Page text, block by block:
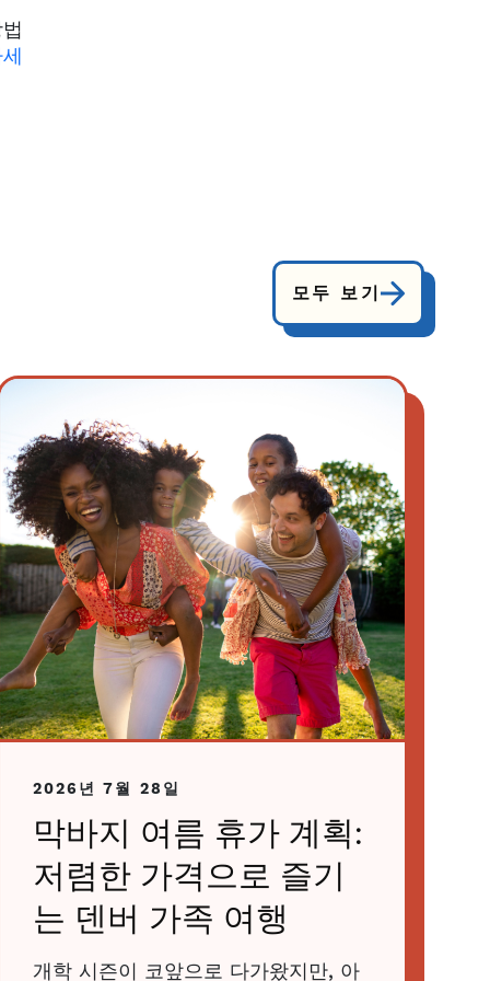
모두 보기
2026년 7월 28일
막바지 여름 휴가 계획:
저렴한 가격으로 즐기
는 덴버 가족 여행
개학 시즌이 코앞으로 다가왔지만, 아